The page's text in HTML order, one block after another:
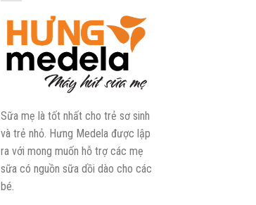
Sữa mẹ là tốt nhất cho trẻ sơ sinh
và trẻ nhỏ. Hưng Medela được lập
ra với mong muốn hỗ trợ các mẹ
sữa có nguồn sữa dồi dào cho các
bé.